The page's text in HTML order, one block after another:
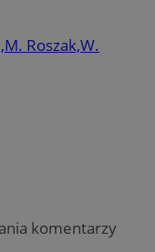
Roszak,W.
komentarzy